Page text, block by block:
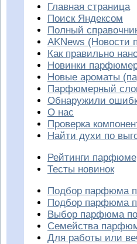
Главная страница
Поиск Яндексом
Полный
AKNews (Новости
Как правильно
Новинки
Новые ароматы
Парфюмерный
Обнаружили
О нас
Проверка
Найти духи по
Рейтинги
Тесты новинок
Подбор парфюма
Подбор парфюма
Выбор парфюма по
Семейства
Для работы или